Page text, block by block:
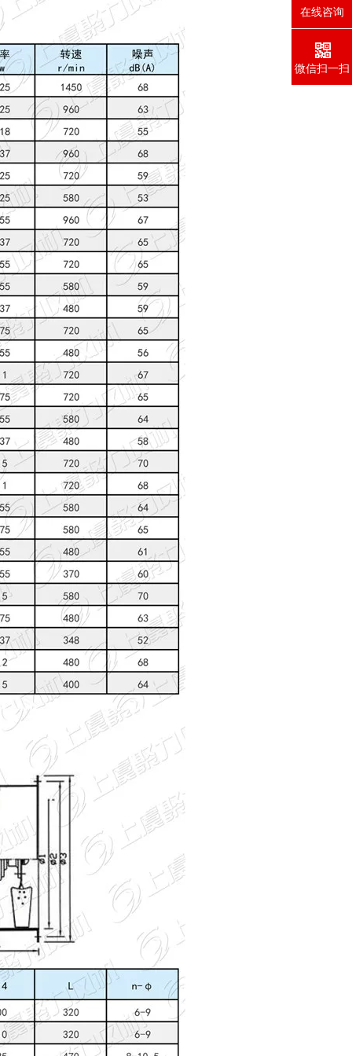
在线咨询
微信扫一扫